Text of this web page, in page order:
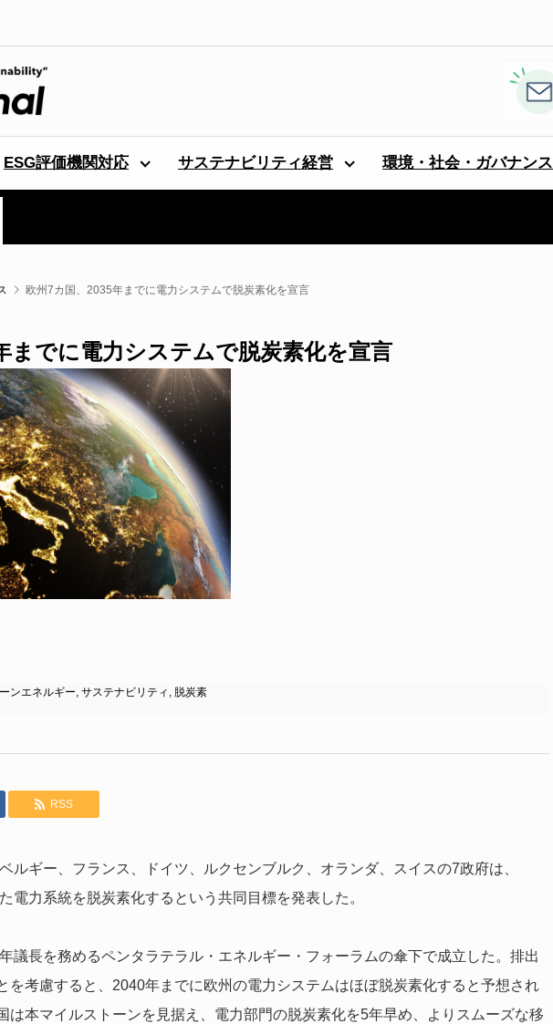
ESG評価機関対応 サステナビリティ経営 環境・社会・ガバナンス
欧州7カ国、2035年までに電力システムで脱炭素化を宣言
までに電力システムで脱炭素化を宣言
ンエネルギー, サステナビリティ , 脱炭素
RSS
ルギー、フランス、ドイツ、ルクセンブルク、オランダ、スイスの7政府は、
電力系統を脱炭素化するという共同目標を発表した。
議長を務めるペンタラテラル・エネルギー・フォーラムの傘下で成立した。排出
を考慮すると、2040年までに欧州の電力システムはほぼ脱炭素化すると予想され
は本マイルストーンを見据え、電力部門の脱炭素化を5年早め、よりスムーズな移